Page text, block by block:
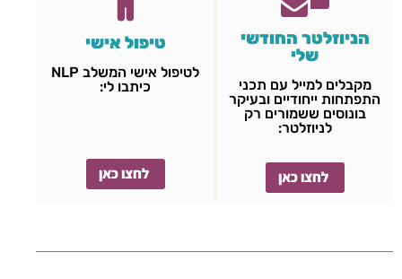
הניוזלטר החודשי
שלי
מקבלים למייל עם תכני
התפתחות ייחודיים ובעיקר
בונוסים ששמורים רק
לניוזלטר:
לחצו כאן
טיפול אישי
לטיפול אישי המשלב NLP
כיתבו לי:
לחצו כאן